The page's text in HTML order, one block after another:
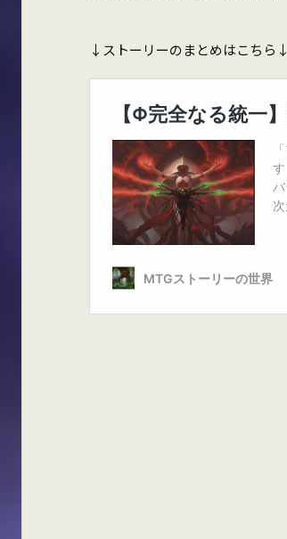
↓ストーリーのまとめはこちら↓